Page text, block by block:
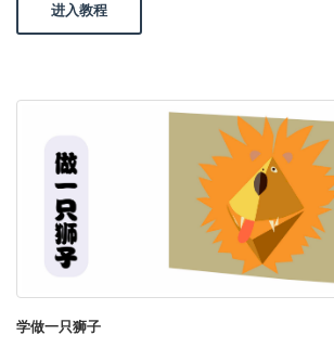
进入教程
学做一只狮子